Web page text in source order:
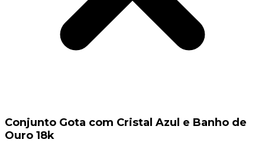
Conjunto Gota com Cristal Azul e Banho de
Ouro 18k